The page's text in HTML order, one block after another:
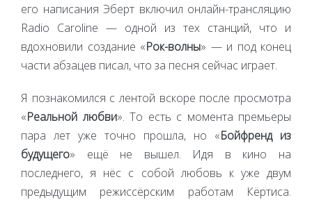
его написания Эберт включил онлайн-трансляцию
Radio Caroline — одной из тех станций, что и
вдохновили создание «Рок-волны» — и под конец
части абзацев писал, что за песня сейчас играет.
Я познакомился с лентой вскоре после просмотра
«Реальной любви». То есть с момента премьеры
пара лет уже точно прошла, но «Бойфренд из
будущего» ещё не вышел. Идя в кино на
последнего, я нёс с собой любовь к уже двум
предыдущим режиссёрским работам Кёртиса.